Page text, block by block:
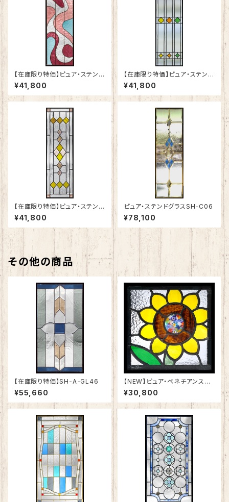
【在庫限り特価】ピュア・ステンド
グラスSH-C37
¥41,800
【在庫限り特価】ピュア・ステンド
グラスSH-C04
¥41,800
【在庫限り特価】ピュア・ステンド
グラスSH-C05
¥41,800
ピュア・ステンドグラスSH-C06
¥78,100
その他の商品
【在庫限り特価】SH-A-GL46
¥55,660
【NEW】ピュア・ベネチアンステ
ンドグラスSH-VD11
¥30,800